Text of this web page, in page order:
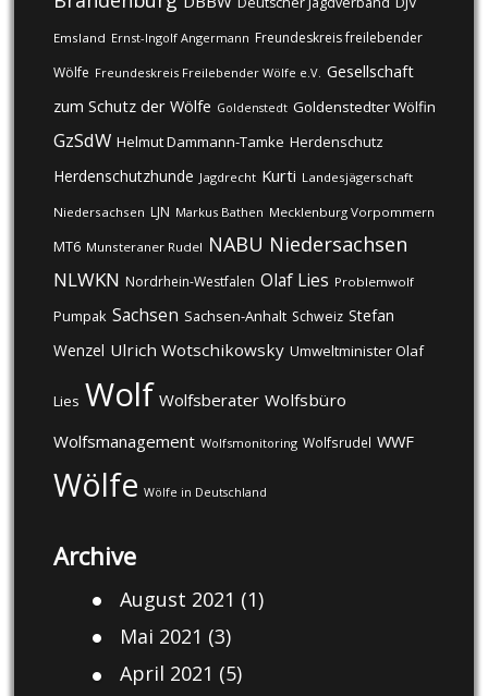
Emsland Ernst-Ingolf Angermann Freundeskreis freilebender
Wölfe Freundeskreis Freilebender Wölfe e.V. Gesellschaft
zum Schutz der Wölfe Goldenstedt Goldenstedter Wölfin
GzSdW Helmut Dammann-Tamke Herdenschutz
Herdenschutzhunde Jagdrecht Kurti Landesjägerschaft
Niedersachsen LJN Markus Bathen Mecklenburg Vorpommern
MT6 Munsteraner Rudel NABU Niedersachsen
NLWKN Nordrhein-Westfalen Olaf Lies Problemwolf
Pumpak Sachsen Sachsen-Anhalt Schweiz Stefan
Wenzel Ulrich Wotschikowsky Umweltminister Olaf
Lies Wolf Wolfsberater Wolfsbüro
Wolfsmanagement Wolfsmonitoring Wolfsrudel WWF
Wölfe Wölfe in Deutschland
Archive
August 2021 (1)
Mai 2021 (3)
April 2021 (5)